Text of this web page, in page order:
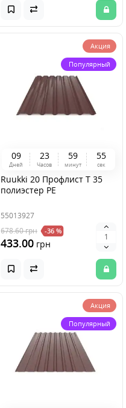
Акция
Популярный
09
Дней
23
Часов
59
минут
54
сек
Ruukki 20 Профлист T 35
полиэстер PE
55013927
678.60грн -36 %
433.00 грн
Акция
Популярный